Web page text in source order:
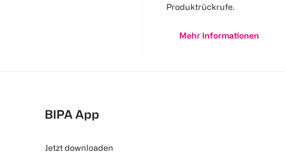
Produktrückrufe.
Mehr Informationen
BIPA App
Jetzt downloaden